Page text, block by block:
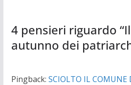
4 pensieri riguardo “
autunno dei
Pingback: SCIOLTO IL COMUNE